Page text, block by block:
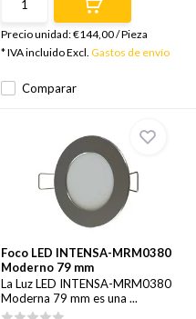
Comparar
Precio unidad:€144,00/Pieza
* IVA incluido Excl. Gastos de envío
Foco LED INTENSA-MRM0380
Moderno 79 mm
La Luz LED INTENSA-MRM0380
Moderna 79 mm es una ...